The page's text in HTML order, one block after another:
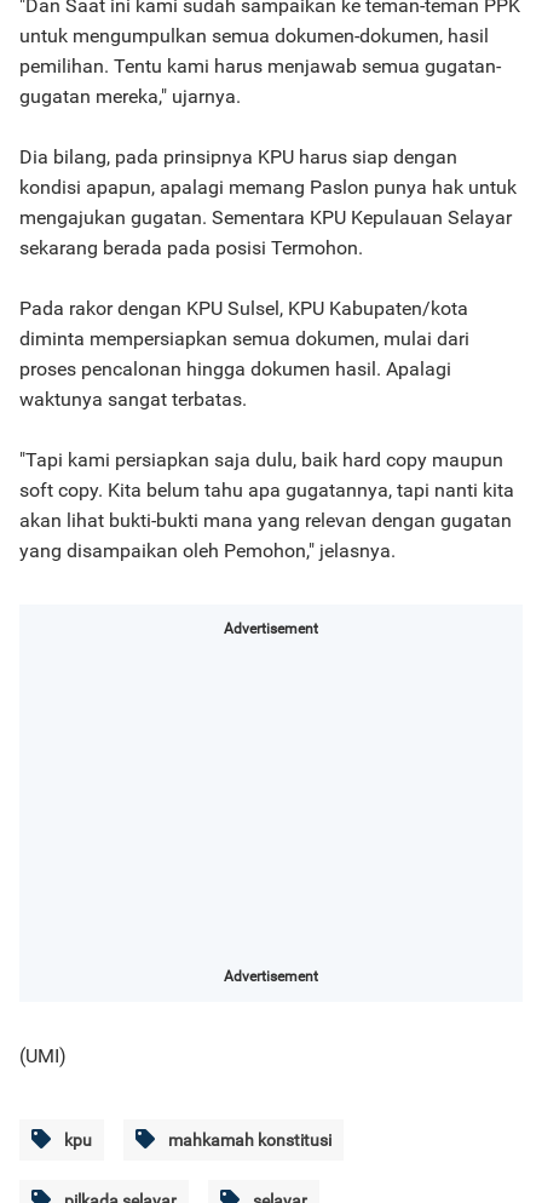
"Dan Saat ini kami sudah sampaikan ke teman-teman PPK
untuk mengumpulkan semua dokumen-dokumen, hasil
pemilihan. Tentu kami harus menjawab semua gugatan-
gugatan mereka," ujarnya.
Dia bilang, pada prinsipnya KPU harus siap dengan
kondisi apapun, apalagi memang Paslon punya hak untuk
mengajukan gugatan. Sementara KPU Kepulauan Selayar
sekarang berada pada posisi Termohon.
Pada rakor dengan KPU Sulsel, KPU Kabupaten/kota
diminta mempersiapkan semua dokumen, mulai dari
proses pencalonan hingga dokumen hasil. Apalagi
waktunya sangat terbatas.
"Tapi kami persiapkan saja dulu, baik hard copy maupun
soft copy. Kita belum tahu apa gugatannya, tapi nanti kita
akan lihat bukti-bukti mana yang relevan dengan gugatan
yang disampaikan oleh Pemohon," jelasnya.
Advertisement
Advertisement
(UMI)
kpu mahkamah konstitusi